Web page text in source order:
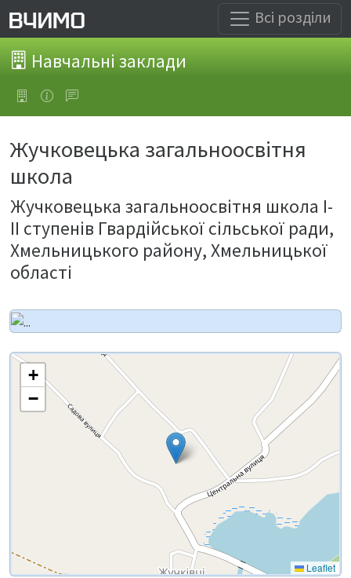
Всі розділи
Навчальні заклади
Жучковецька загальноосвітня
школа
Жучковецька загальноосвітня школа І-
ІІ ступенів Гвардійської сільської ради,
Хмельницького району, Хмельницької
області
+
−
Leaflet